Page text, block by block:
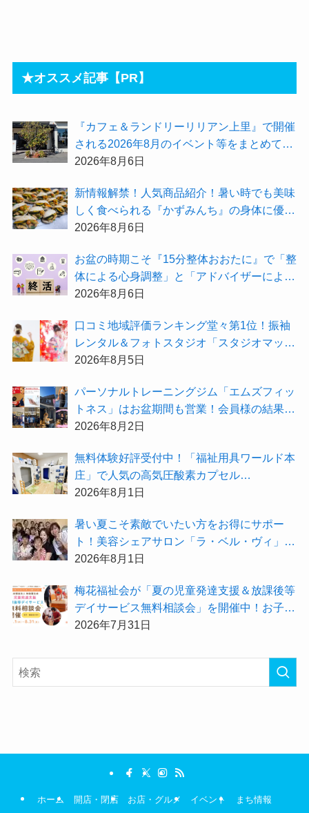
★オススメ記事【PR】
『カフェ＆ランドリーリリアン上里』で開催
される2026年8月のイベント等をまとめてご
紹介！
2026年8月6日
新情報解禁！人気商品紹介！暑い時でも美味
しく食べられる『かずみんち』の身体に優し
い天然酵母手作り減塩パンを召し上がれ♪
2026年8月6日
お盆の時期こそ『15分整体おおたに』で「整
体による心身調整」と「アドバイザーによる
身辺整理の準備」をしてみませんか？
2026年8月6日
⼝コミ地域評価ランキング堂々第1位！振袖
レンタル＆フォトスタジオ「スタジオマック
ス」がお得な『2026年8月限定キャンペー
2026年8月5日
パーソナルトレーニングジム「エムズフィッ
トネス」はお盆期間も営業！会員様の結果を
大公開★
2026年8月2日
無料体験好評受付中！「福祉用具ワールド本
庄」で人気の高気圧酸素カプセル
「O2BOX（30分500円）」で夏バテ撃退★
2026年8月1日
暑い夏こそ素敵でいたい方をお得にサポー
ト！美容シェアサロン「ラ・ベル・ヴィ」か
ら2026年8月のお得情報が届きました！
2026年8月1日
梅花福祉会が「夏の児童発達支援＆放課後等
デイサービス無料相談会」を開催中！お子さ
まの「できた！」を増やす夏にしてみません
2026年7月31日
ホーム 開店・閉店 お店・グルメ イベント まち情報